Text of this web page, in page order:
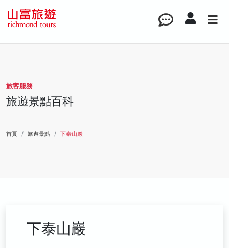
旅客服務
旅遊景點百科
首頁 旅遊景點 下泰山巖
下泰山巖